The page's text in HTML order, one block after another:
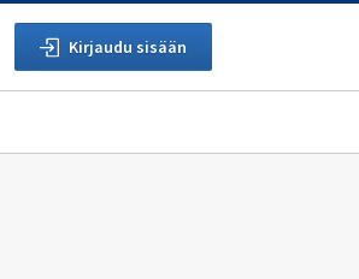
Kirjaudu sisään